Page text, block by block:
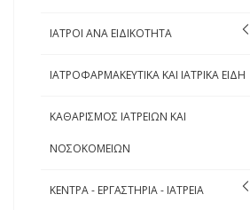
ΙΑΤΡΟΙ ΑΝΑ ΕΙΔΙΚΟΤΗΤΑ
ΙΑΤΡΟΦΑΡΜΑΚΕΥΤΙΚΑ ΚΑΙ ΙΑΤΡΙΚΑ ΕΙΔΗ
ΚΑΘΑΡΙΣΜΟΣ ΙΑΤΡΕΙΩΝ ΚΑΙ
ΝΟΣΟΚΟΜΕΙΩΝ
ΚΕΝΤΡΑ - ΕΡΓΑΣΤΗΡΙΑ - ΙΑΤΡΕΙΑ